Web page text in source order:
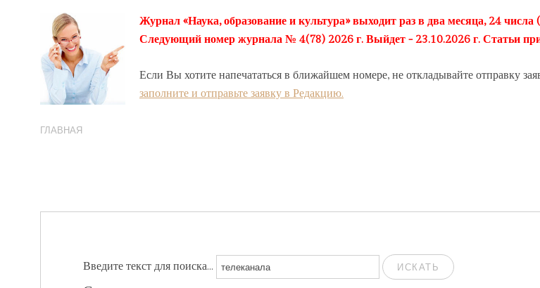
Журнал «Наука, образование и культура» выходит раз в два месяца, 24 числа
Следующий номер журнала № 4(78) 2026 г. Выйдет - 23.10.2026 г. Статьи
Если Вы хотите напечататься в ближайшем номере, не откладывайте отправку
заполните и отправьте заявку в Редакцию.
ГЛАВНАЯ
Введите текст для поиска... ИСКАТЬ